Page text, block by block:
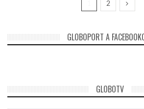
2
GLOBOPORT A
GLOBOTV